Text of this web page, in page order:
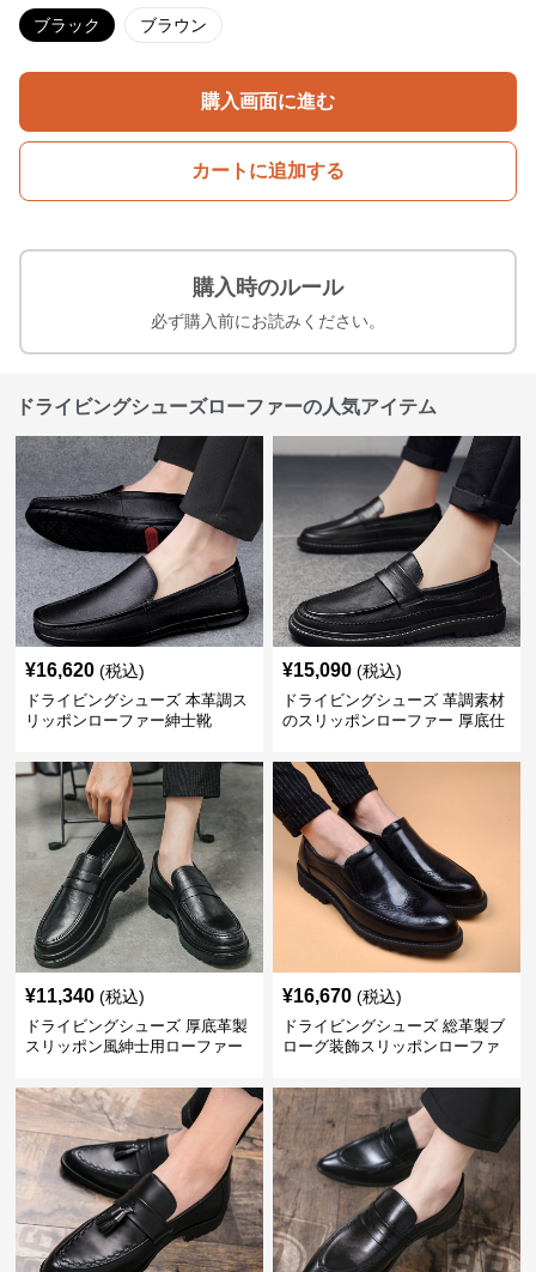
ブラック ブラウン
購入画面に進む
カートに追加する
購入時のルール
必ず購入前にお読みください。
ドライビングシューズローファーの人気アイテム
¥16,620 (税込)
ドライビングシューズ 本革調ス
リッポンローファー紳士靴
¥15,090 (税込)
ドライビングシューズ 革調素材
のスリッポンローファー 厚底仕
¥11,340 (税込)
ドライビングシューズ 厚底革製
スリッポン風紳士用ローファー
¥16,670 (税込)
ドライビングシューズ 総革製ブ
ローグ装飾スリッポンローファ